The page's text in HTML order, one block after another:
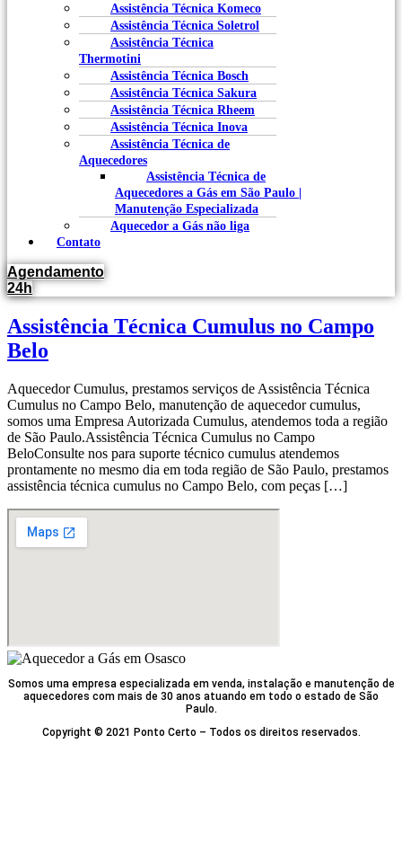
Assistência Técnica Komeco
Assistência Técnica Soletrol
Assistência Técnica
Thermotini
Assistência Técnica Bosch
Assistência Técnica Sakura
Assistência Técnica Rheem
Assistência Técnica Inova
Assistência Técnica de
Aquecedores
Assistência Técnica de
Aquecedores a Gás em São Paulo |
Manutenção Especializada
Aquecedor a Gás não liga
Contato
Agendamento
24h
Assistência Técnica Cumulus no Campo
Belo
Aquecedor Cumulus, prestamos serviços de Assistência Técnica
Cumulus no Campo Belo, manutenção de aquecedor cumulus,
somos uma Empresa Autorizada Cumulus, atendemos toda a região
de São Paulo.Assistência Técnica Cumulus no Campo
BeloConsulte nos para suporte técnico cumulus atendemos
prontamente no mesmo dia em toda região de São Paulo, prestamos
assistência técnica cumulus no Campo Belo, com peças […]
Somos uma empresa especializada em venda, instalação e manutenção de
aquecedores com mais de 30 anos atuando em todo o estado de São
Paulo.
Copyright © 2021 Ponto Certo – Todos os direitos reservados.